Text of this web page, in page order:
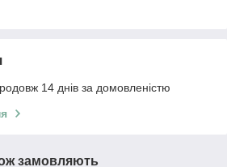
14 днів за домовленістю
замовляють